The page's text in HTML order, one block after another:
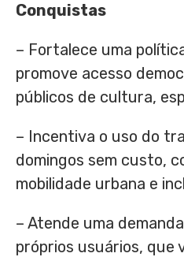
Conquistas
– Fortalece uma
promove acesso
públicos de cultura,
– Incentiva o uso do
domingos sem custo,
mobilidade urbana e
– Atende uma
próprios usuários, que